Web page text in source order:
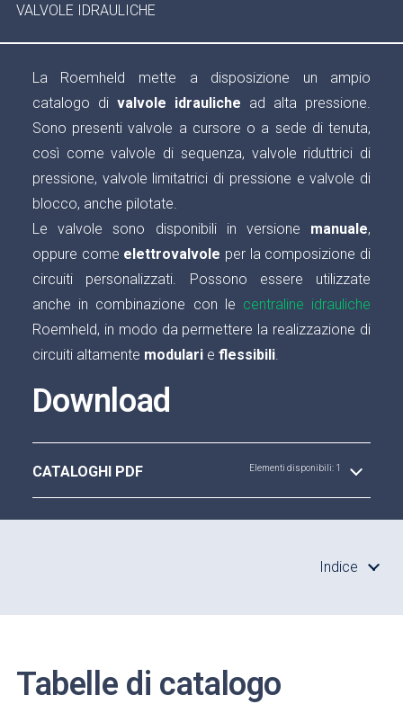
VALVOLE IDRAULICHE
La Roemheld mette a disposizione un ampio
catalogo di valvole idrauliche ad alta pressione.
Sono presenti valvole a cursore o a sede di tenuta,
così come valvole di sequenza, valvole riduttrici di
pressione, valvole limitatrici di pressione e valvole di
blocco, anche pilotate.
Le valvole sono disponibili in versione manuale,
oppure come elettrovalvole per la composizione di
circuiti personalizzati. Possono essere utilizzate
anche in combinazione con le centraline idrauliche
Roemheld, in modo da permettere la realizzazione di
circuiti altamente modularie flessibili.
Download
CATALOGHI PDF Elementi disponibili: 1
Indice
Tabelle di catalogo